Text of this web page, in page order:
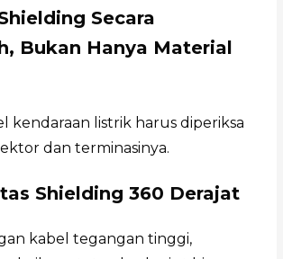
Secara
Bukan Hanya Material
kendaraan listrik harus diperiksa
dan terminasinya.
Shielding 360 Derajat
kabel tegangan tinggi,